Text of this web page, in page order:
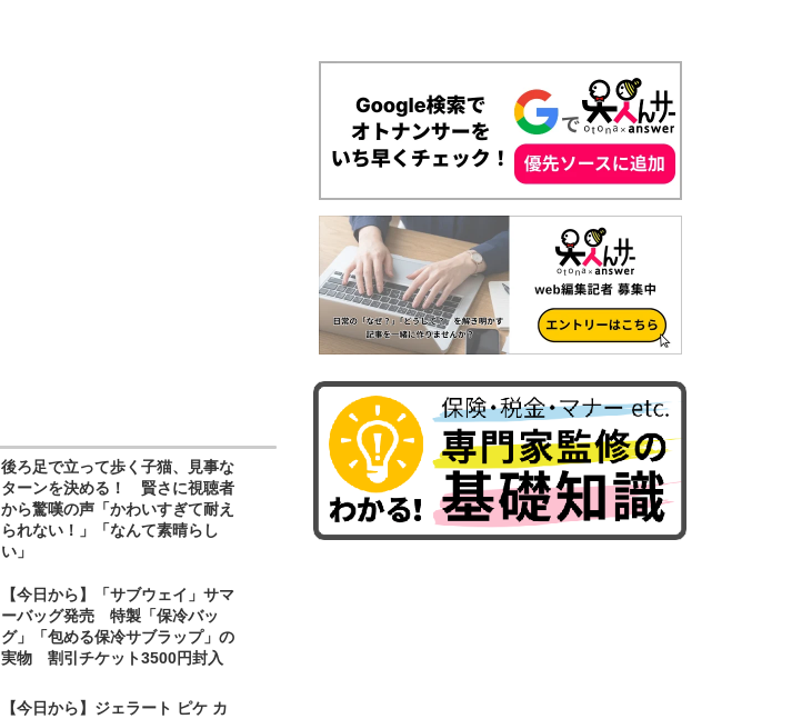
後ろ足で立って歩く子猫、見事な
ターンを決める！ 賢さに視聴者
から驚嘆の声「かわいすぎて耐え
られない！」「なんて素晴らし
い」
【今日から】「サブウェイ」サマ
ーバッグ発売 特製「保冷バッ
グ」「包める保冷サブラップ」の
実物 割引チケット3500円封入
【今日から】ジェラート ピケ カ